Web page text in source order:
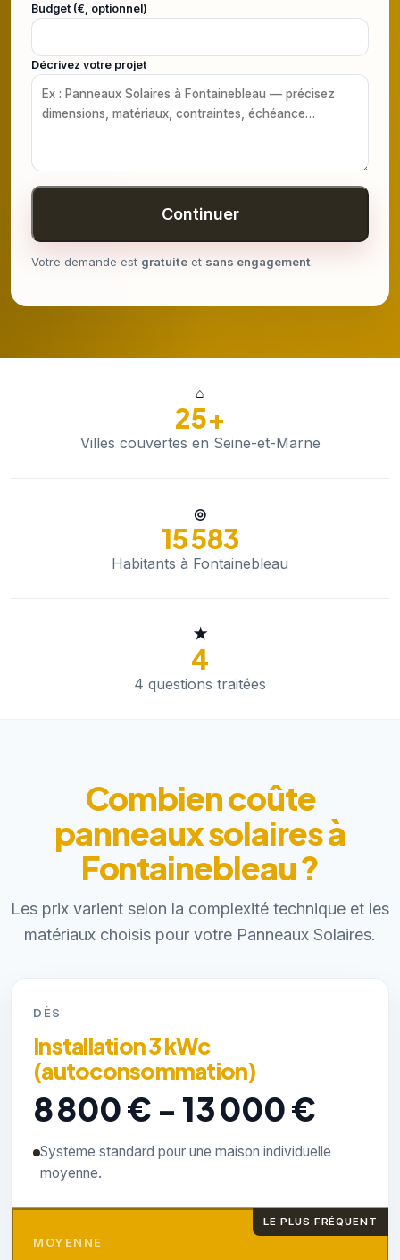
Budget (€, optionnel)
Décrivez votre projet
Continuer
Votre demande est gratuite et sans engagement.
⌂
25+
Villes couvertes en Seine-et-Marne
◎
15 583
Habitants à Fontainebleau
★
4
4 questions traitées
Combien coûte
panneaux solaires à
Fontainebleau ?
Les prix varient selon la complexité technique et les
matériaux choisis pour votre Panneaux Solaires.
DÈS
Installation 3 kWc
(autoconsommation)
8 800 € - 13 000 €
Système standard pour une maison individuelle
moyenne.
LE PLUS FRÉQUENT
MOYENNE